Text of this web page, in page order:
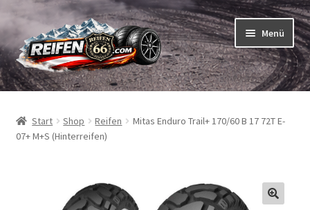
Zur
Navigation
springen
Zum
Inhalt
springen
Menü
Reifen
Schläuche
Start Shop Reifen
Mitas Enduro Trail+ 170/60 B 17 72T E-
07+ M+S (Hinterreifen)